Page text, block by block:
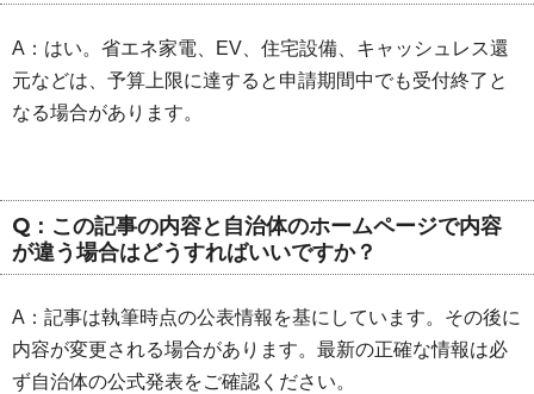
A：はい。省エネ家電、EV、住宅設備、キャッシュレス還
元などは、予算上限に達すると申請期間中でも受付終了と
なる場合があります。
Q：この記事の内容と自治体のホームページで内容
が違う場合はどうすればいいですか？
A：記事は執筆時点の公表情報を基にしています。その後に
内容が変更される場合があります。最新の正確な情報は必
ず自治体の公式発表をご確認ください。